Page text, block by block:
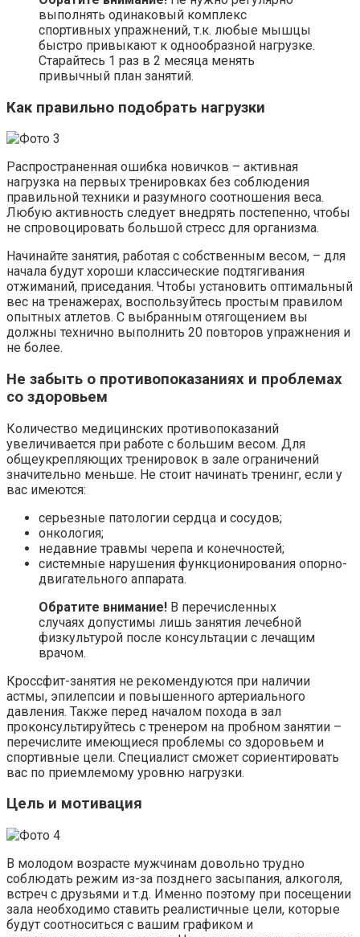
выполнять одинаковый комплекс
спортивных упражнений, т.к. любые мышцы
быстро привыкают к однообразной нагрузке.
Старайтесь 1 раз в 2 месяца менять
привычный план занятий.
Как правильно подобрать нагрузки
Распространенная ошибка новичков – активная
нагрузка на первых тренировках без соблюдения
правильной техники и разумного соотношения веса.
Любую активность следует внедрять постепенно, чтобы
не спровоцировать большой стресс для организма.
Начинайте занятия, работая с собственным весом, – для
начала будут хороши классические подтягивания
отжиманий, приседания. Чтобы установить оптимальный
вес на тренажерах, воспользуйтесь простым правилом
опытных атлетов. С выбранным отягощением вы
должны технично выполнить 20 повторов упражнения и
не более.
Не забыть о противопоказаниях и проблемах
со здоровьем
Количество медицинских противопоказаний
увеличивается при работе с большим весом. Для
общеукрепляющих тренировок в зале ограничений
значительно меньше. Не стоит начинать тренинг, если у
вас имеются:
серьезные патологии сердца и сосудов;
онкология;
недавние травмы черепа и конечностей;
системные нарушения функционирования опорно-
двигательного аппарата.
Обратите внимание! В перечисленных
случаях допустимы лишь занятия лечебной
физкультурой после консультации с лечащим
врачом.
Кроссфит-занятия не рекомендуются при наличии
астмы, эпилепсии и повышенного артериального
давления. Также перед началом похода в зал
проконсультируйтесь с тренером на пробном занятии –
перечислите имеющиеся проблемы со здоровьем и
спортивные цели. Специалист сможет сориентировать
вас по приемлемому уровню нагрузки.
Цель и мотивация
В молодом возрасте мужчинам довольно трудно
соблюдать режим из-за позднего засыпания, алкоголя,
встреч с друзьями и т.д. Именно поэтому при посещении
зала необходимо ставить реалистичные цели, которые
будут соотноситься с вашим графиком и